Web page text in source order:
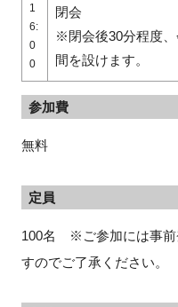
1
6:
0
0
閉会
※閉会後30分程度
間を設けます。
参加費
無料
定員
100名 ※ご参加には事前
すのでご了承ください。